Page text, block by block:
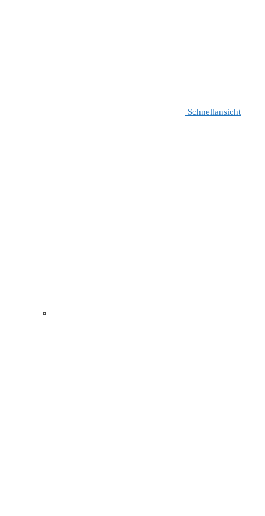
Schnellansicht